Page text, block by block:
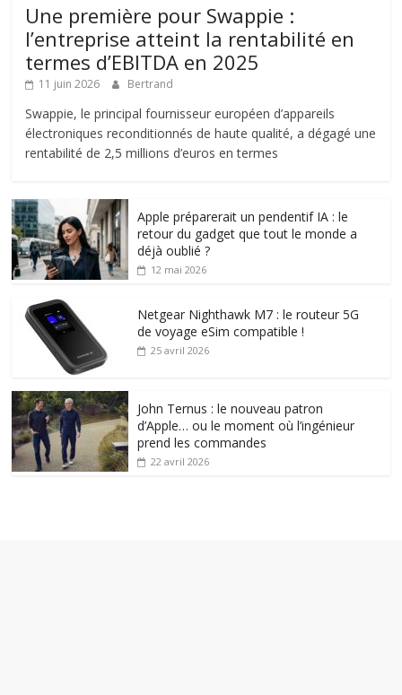
Une première pour Swappie :
l’entreprise atteint la rentabilité en
termes d’EBITDA en 2025
11 juin 2026 Bertrand
Swappie, le principal fournisseur européen d’appareils
électroniques reconditionnés de haute qualité, a dégagé une
rentabilité de 2,5 millions d’euros en termes
Apple préparerait un pendentif IA : le
retour du gadget que tout le monde a
déjà oublié ?
12 mai 2026
Netgear Nighthawk M7 : le routeur 5G
de voyage eSim compatible !
25 avril 2026
John Ternus : le nouveau patron
d’Apple… ou le moment où l’ingénieur
prend les commandes
22 avril 2026